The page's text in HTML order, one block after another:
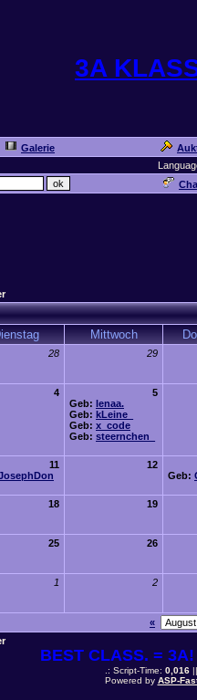
3A
Galerie
Mittwoch
28 29
4
5
Geb: lenaa.
Geb: kLeine_
Geb: x_code
Geb: steernchen_
11
12
Geb:
18 19
25 26
1 2
«
BEST CLASS. =
.: Script-Time: 0,016||
Powered by ASP-